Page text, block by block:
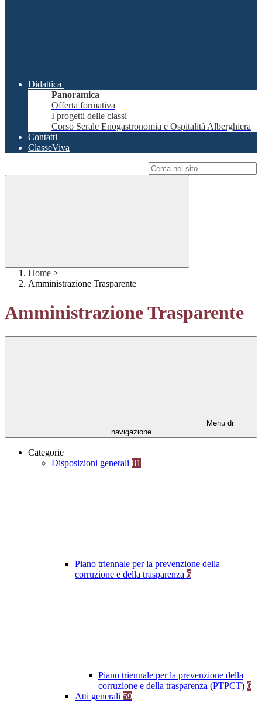
Didattica
Panoramica
Offerta formativa
I progetti delle classi
Corso Serale Enogastronomia e Ospitalità Alberghiera
Contatti
ClasseViva
Home >
Amministrazione Trasparente
Amministrazione Trasparente
Menu di
navigazione
Categorie
Disposizioni generali 81
Piano triennale per la prevenzione della
corruzione e della trasparenza 6
Piano triennale per la prevenzione della
corruzione e della trasparenza (PTPCT) 6
Atti generali 59